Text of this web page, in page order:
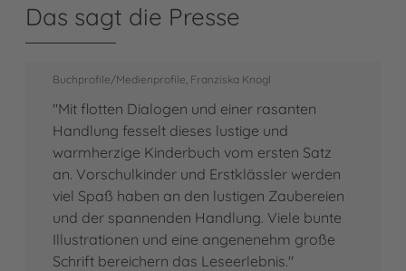
Das sagt die Presse
Buchprofile/Medienprofile, Franziska Knogl
"Mit flotten Dialogen und einer rasanten
Handlung fesselt dieses lustige und
warmherzige Kinderbuch vom ersten Satz
an. Vorschulkinder und Erstklässler werden
viel Spaß haben an den lustigen Zaubereien
und der spannenden Handlung. Viele bunte
Illustrationen und eine angenenehm große
Schrift bereichern das Leseerlebnis."